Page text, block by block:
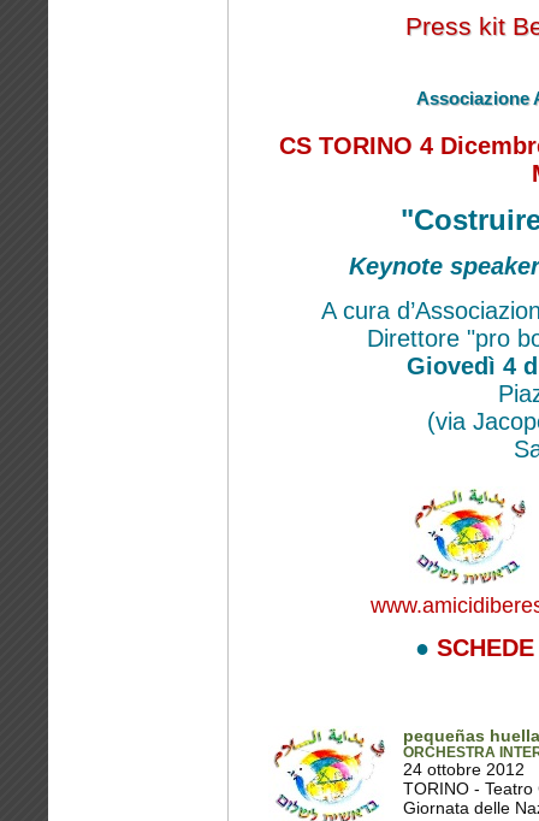
Press kit
Associazione
CS TORINO 4
Keynote speaker
A cura
Direttore "pro
Giovedì 4
(via
●
pequeñas
ORCHESTRA
24 ottobre 2012
TORINO - Teatro
Giornata delle